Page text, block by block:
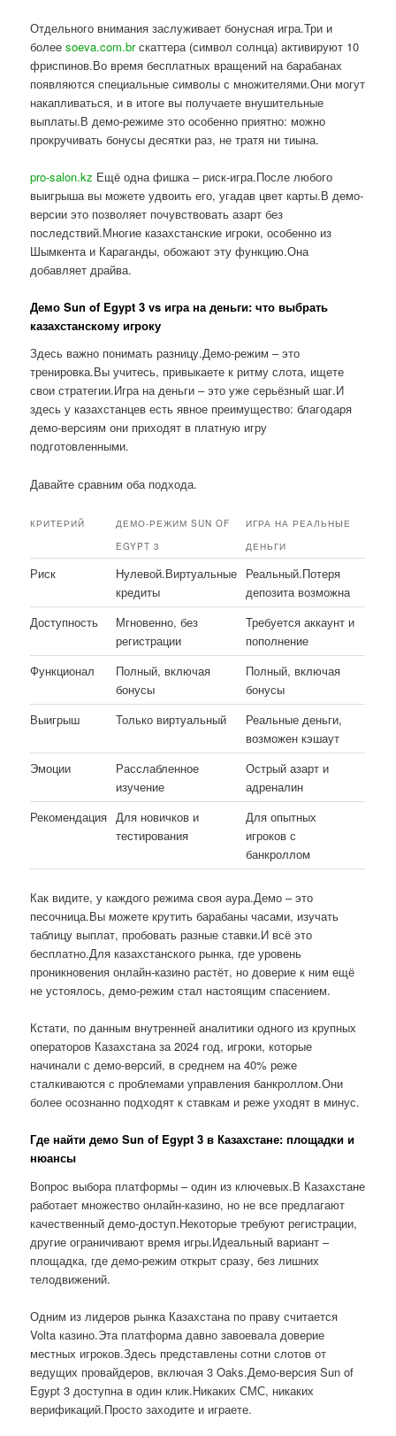
Отдельного внимания заслуживает бонусная игра.Три и
болееsoeva.com.brскаттера (символ солнца) активируют 10
фриспинов.Во время бесплатных вращений на барабанах
появляются специальные символы с множителями.Они могут
накапливаться, и в итоге вы получаете внушительные
выплаты.В демо-режиме это особенно приятно: можно
прокручивать бонусы десятки раз, не тратя ни тиына.
pro-salon.kz Ещё одна фишка – риск-игра.После любого
выигрыша вы можете удвоить его, угадав цвет карты.В демо-
версии это позволяет почувствовать азарт без
последствий.Многие казахстанские игроки, особенно из
Шымкента и Караганды, обожают эту функцию.Она
добавляет драйва.
Демо Sun of Egypt 3 vs игра на деньги: что выбрать
казахстанскому игроку
Здесь важно понимать разницу.Демо-режим – это
тренировка.Вы учитесь, привыкаете к ритму слота, ищете
свои стратегии.Игра на деньги – это уже серьёзный шаг.И
здесь у казахстанцев есть явное преимущество: благодаря
демо-версиям они приходят в платную игру
подготовленными.
Давайте сравним оба подхода.
КРИТЕРИЙ
ДЕМО-РЕЖИМ SUN OF
EGYPT 3
ИГРА НА РЕАЛЬНЫЕ
ДЕНЬГИ
Риск
Нулевой.Виртуальные
кредиты
Реальный.Потеря
депозита возможна
Доступность
Мгновенно, без
регистрации
Требуется аккаунт и
пополнение
Функционал
Полный, включая
бонусы
Полный, включая
бонусы
Выигрыш
Только виртуальный
Реальные деньги,
возможен кэшаут
Эмоции
Расслабленное
изучение
Острый азарт и
адреналин
Рекомендация Для новичков и
тестирования
Для опытных
игроков с
банкроллом
Как видите, у каждого режима своя аура.Демо – это
песочница.Вы можете крутить барабаны часами, изучать
таблицу выплат, пробовать разные ставки.И всё это
бесплатно.Для казахстанского рынка, где уровень
проникновения онлайн-казино растёт, но доверие к ним ещё
не устоялось, демо-режим стал настоящим спасением.
Кстати, по данным внутренней аналитики одного из крупных
операторов Казахстана за 2024 год, игроки, которые
начинали с демо-версий, в среднем на 40% реже
сталкиваются с проблемами управления банкроллом.Они
более осознанно подходят к ставкам и реже уходят в минус.
Где найти демо Sun of Egypt 3 в Казахстане: площадки и
нюансы
Вопрос выбора платформы – один из ключевых.В Казахстане
работает множество онлайн-казино, но не все предлагают
качественный демо-доступ.Некоторые требуют регистрации,
другие ограничивают время игры.Идеальный вариант –
площадка, где демо-режим открыт сразу, без лишних
телодвижений.
Одним из лидеров рынка Казахстана по праву считается
Volta казино.Эта платформа давно завоевала доверие
местных игроков.Здесь представлены сотни слотов от
ведущих провайдеров, включая 3 Oaks.Демо-версия Sun of
Egypt 3 доступна в один клик.Никаких СМС, никаких
верификаций.Просто заходите и играете.